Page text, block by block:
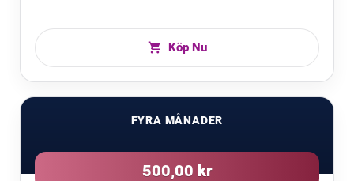
Köp Nu
FYRA MÅNADER
500,00 kr